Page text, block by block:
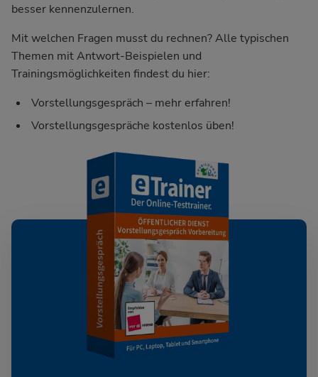
besser kennenzulernen.
Mit welchen Fragen musst du rechnen? Alle typischen
Themen mit Antwort-Beispielen und
Trainingsmöglichkeiten findest du hier:
Vorstellungsgespräch – mehr erfahren!
Vorstellungsgespräche kostenlos üben!